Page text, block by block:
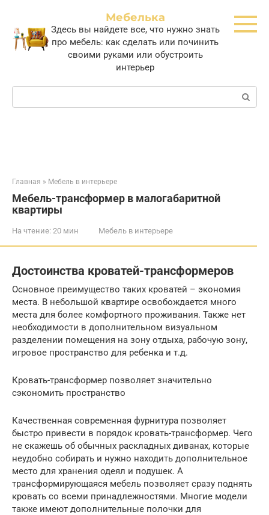
контенту
Мебелька
Здесь вы найдете все, что нужно знать
про мебель: как сделать или починить
своими руками или обустроить
интерьер
Поиск:
Главная » Мебель в интерьере
Мебель-трансформер в малогабаритной
квартиры
На чтение: 20 мин Мебель в интерьере
Достоинства кроватей-трансформеров
Основное преимущество таких кроватей – экономия
места. В небольшой квартире освобождается много
места для более комфортного проживания. Также нет
необходимости в дополнительном визуальном
разделении помещения на зону отдыха, рабочую зону,
игровое пространство для ребенка и т.д.
Кровать-трансформер позволяет значительно
сэкономить пространство
Качественная современная фурнитура позволяет
быстро привести в порядок кровать-трансформер. Чего
не скажешь об обычных раскладных диванах, которые
неудобно собирать и нужно находить дополнительное
место для хранения одеял и подушек. А
трансформирующаяся мебель позволяет сразу поднять
кровать со всеми принадлежностями. Многие модели
также имеют дополнительные полочки для